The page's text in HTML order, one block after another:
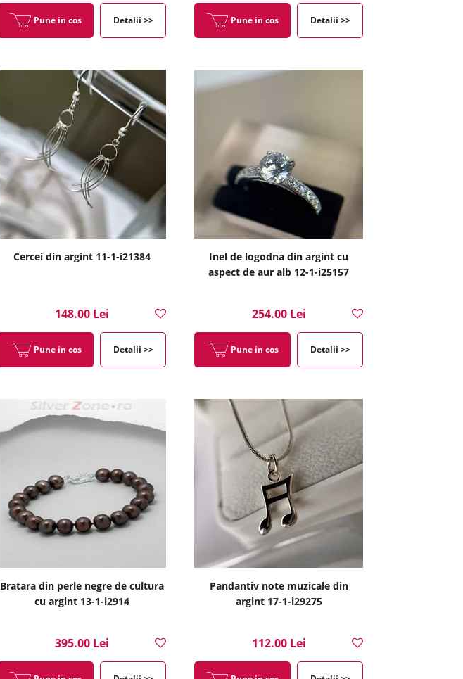
Pune in cos Detalii >> Pune in cos Detalii >>
Cercei din argint 11-1-i21384
148.00 Lei
Pune in cos Detalii >>
Inel de logodna din argint cu
aspect de aur alb 12-1-i25157
254.00 Lei
Pune in cos Detalii >>
Bratara din perle negre de cultura
cu argint 13-1-i2914
395.00 Lei
Pandantiv note muzicale din
argint 17-1-i29275
112.00 Lei